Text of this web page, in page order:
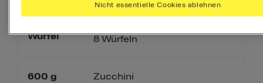
1
Würfel
600 g
Maggi Klare Suppe mit
8 Würfeln
Zucchini
Nicht essentielle Cookies ablehnen